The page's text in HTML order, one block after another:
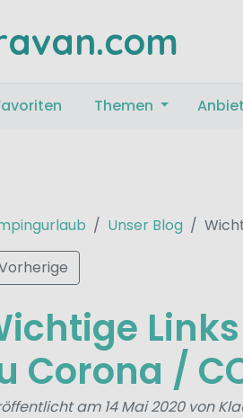
Themen
Unser Blog
Corona /
am 14 Mai 2020 von